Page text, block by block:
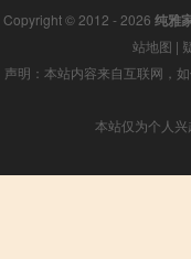
Copyright © 2012 - 2026 纯雅
站地图 |
声明：本站内容来自互联网，
本站仅为个人